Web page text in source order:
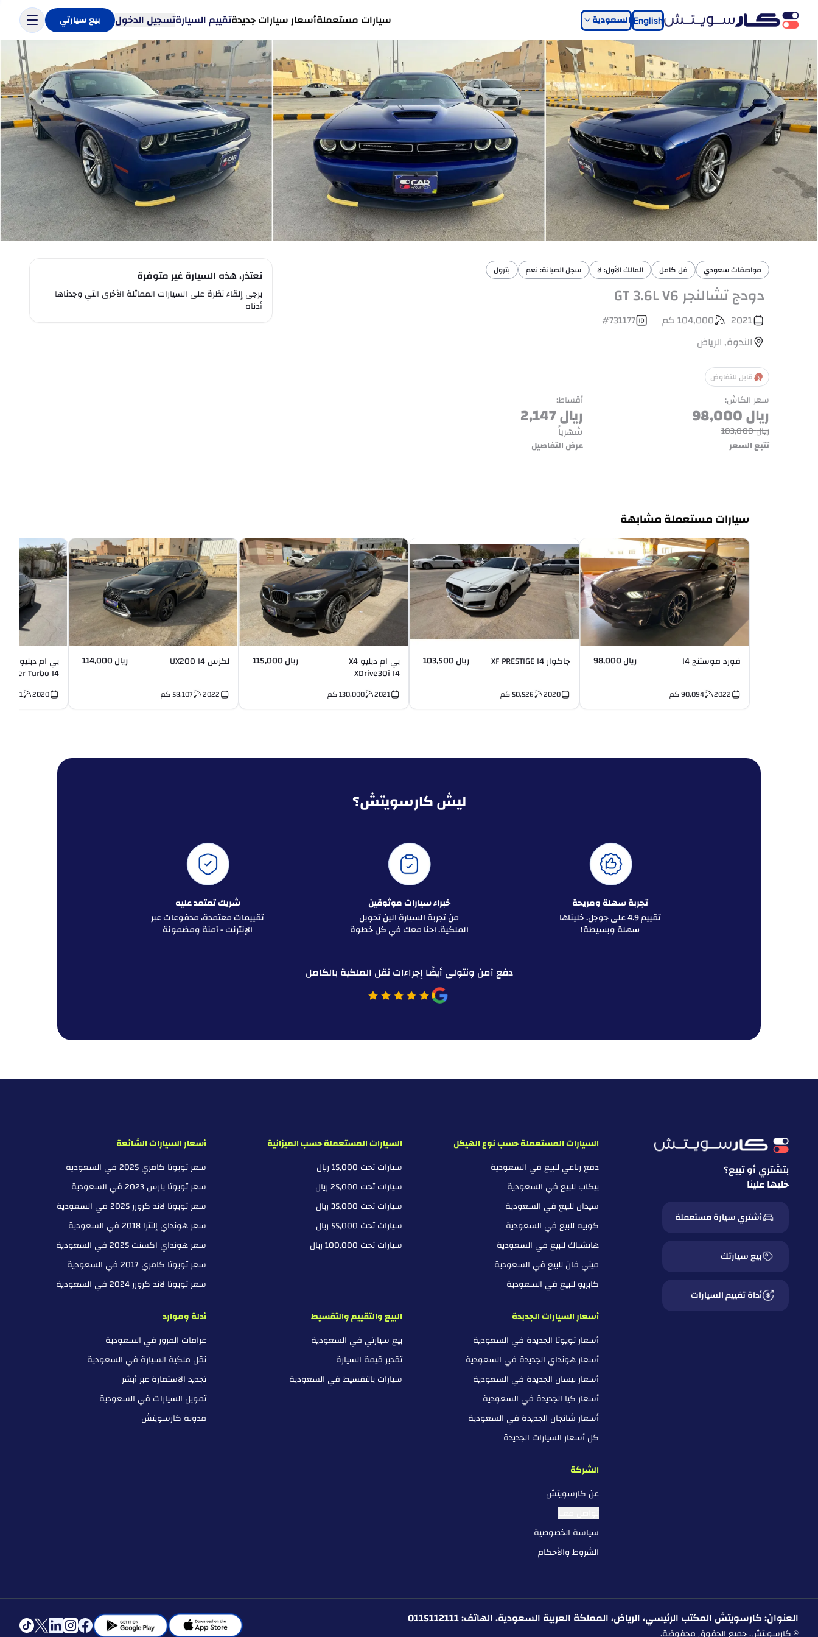
English السعودية سيارات مستعملةأسعار سيارات جديدةتقييم السيارةتسجيل الدخول بيع سيارتي
مواصفات سعودي فل كامل المالك الأول: لا سجل الصيانة: نعم بترول
دودج تشالنجر GT 3.6L V6
2021
104,000كم #731177
الندوة, الرياض
قابل للتفاوض
سعر الكاش:
ريال98,000
ريال103,000
تتبع السعر
أقساط:
ريال2,147
شهرياً
عرض التفاصيل
نعتذر، هذه السيارة غير متوفرة
يرجى إلقاء نظرة على السيارات المماثلة الأخرى التي وجدناها
أدناه
سيارات مستعملة مشابهة
فورد موستنج I4 ريال 98,000
2022
90,094كم
جاكوار XF PRESTIGE I4 ريال 103,500
2020
50,526كم
بي ام دبليو X4
XDrive30i I4
ريال 115,000
2021
130,000كم
لكزس UX200 I4 ريال 114,000
2022
58,107كم
Twin Power Turbo I4
2020
ليش كارسويتش؟
تجربة سهلة ومريحة
تقييم 4.9 على جوجل. خليناها
سهلة وبسيطة!
خبراء سيارات موثوقين
من تجربة السيارة الين تحويل
الملكية. احنا معك في كل خطوة
شريك تعتمد عليه
تقييمات معتمدة، مدفوعات عبر
الإنترنت - آمنة ومضمونة
دفع آمن ونتولى أيضًا إجراءات نقل الملكية بالكامل
بتشتري أو تبيع؟
خليها علينا
أشتري سيارة مستعملة
بيع سيارتك
أداة تقييم السيارات
السيارات المستعملة حسب نوع الهيكل
دفع رباعي للبيع في السعودية
بيكاب للبيع في السعودية
سيدان للبيع في السعودية
كوبيه للبيع في السعودية
هاتشباك للبيع في السعودية
ميني فان للبيع في السعودية
كابريو للبيع في السعودية
السيارات المستعملة حسب الميزانية
سيارات تحت 15,000 ريال
سيارات تحت 25,000 ريال
سيارات تحت 35,000 ريال
سيارات تحت 55,000 ريال
سيارات تحت 100,000 ريال
أسعار السيارات الشائعة
سعر تويوتا كامري 2025 في السعودية
سعر تويوتا يارس 2023 في السعودية
سعر تويوتا لاند كروزر 2025 في السعودية
سعر هونداي إلنترا 2018 في السعودية
سعر هونداي اكسنت 2025 في السعودية
سعر تويوتا كامري 2017 في السعودية
سعر تويوتا لاند كروزر 2024 في السعودية
أسعار السيارات الجديدة
أسعار تويوتا الجديدة في السعودية
أسعار هونداي الجديدة في السعودية
أسعار نيسان الجديدة في السعودية
أسعار كيا الجديدة في السعودية
أسعار شانجان الجديدة في السعودية
كل أسعار السيارات الجديدة
البيع والتقييم والتقسيط
بيع سيارتي في السعودية
تقدير قيمة السيارة
سيارات بالتقسيط في السعودية
أدلة وموارد
غرامات المرور في السعودية
نقل ملكية السيارة في السعودية
تجديد الاستمارة عبر أبشر
تمويل السيارات في السعودية
مدونة كارسويتش
الشركة
عن كارسويتش
سياسة الخصوصية
الشروط والأحكام
العنوان: كارسويتش المكتب الرئيسي، الرياض، المملكة العربية السعودية. الهاتف: 0115112111